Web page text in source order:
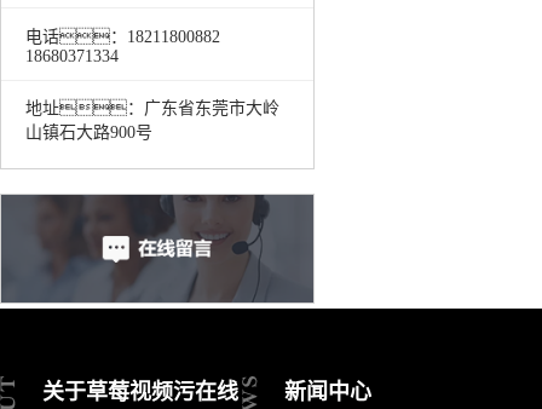
电话：18211800882
18680371334
地址：广东省东莞市大岭
山镇石大路900号
关于草莓视频污在线
新闻中心